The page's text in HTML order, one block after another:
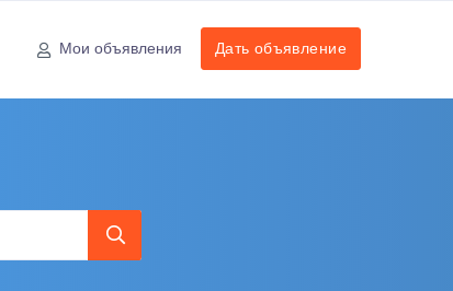
Мои объявления Дать объявление